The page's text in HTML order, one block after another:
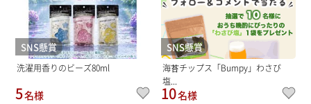
SNS懸賞
洗濯用香りのビーズ80ml
5名様
SNS懸賞
海苔チップス「Bumpy」わさび
塩...
10名様